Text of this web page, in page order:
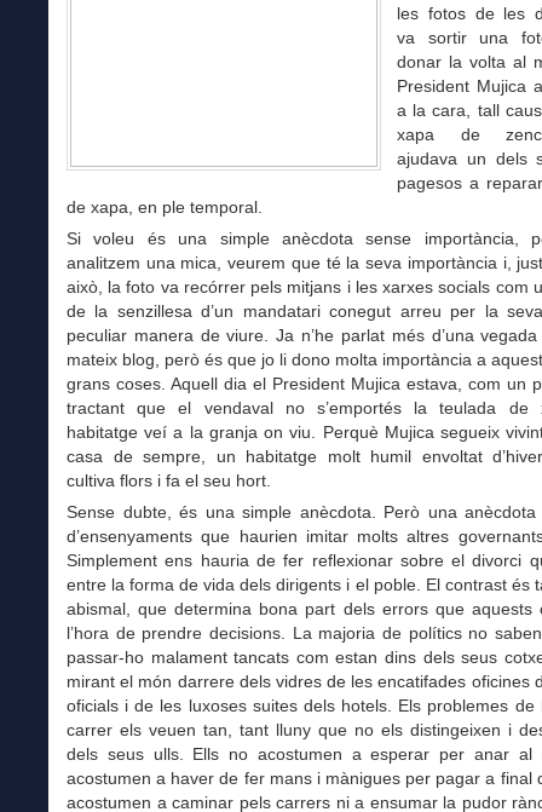
les fotos de les
va sortir una
donar la volta al
President Mujica
a la cara, tall
xapa de
ajudava un dels
pagesos a
de xapa, en ple temporal.
Si voleu és una simple anècdota sense importància,
analitzem una mica, veurem que té la seva importància i,
això, la foto va recórrer pels mitjans i les xarxes socials com
de la senzillesa d’un mandatari conegut arreu per la
peculiar manera de viure. Ja n’he parlat més d’una
mateix blog, però és que jo li dono molta importància a
grans coses. Aquell dia el President Mujica estava, com un
tractant que el vendaval no s’emportés la teulada de
habitatge veí a la granja on viu. Perquè Mujica segueix
casa de sempre, un habitatge molt humil envoltat
cultiva flors i fa el seu hort.
Sense dubte, és una simple anècdota. Però una anècdota
d’ensenyaments que haurien imitar molts altres
Simplement ens hauria de fer reflexionar sobre el divorci
entre la forma de vida dels dirigents i el poble. El contrast és
abismal, que determina bona part dels errors que aquests
l’hora de prendre decisions. La majoria de polítics no
passar-ho malament tancats com estan dins dels seus
mirant el món darrere dels vidres de les encatifades oficines
oficials i de les luxoses suites dels hotels. Els problemes de
carrer els veuen tan, tant lluny que no els distingeixen i
dels seus ulls. Ells no acostumen a esperar per anar al
acostumen a haver de fer mans i mànigues per pagar a final
acostumen a caminar pels carrers ni a ensumar la pudor